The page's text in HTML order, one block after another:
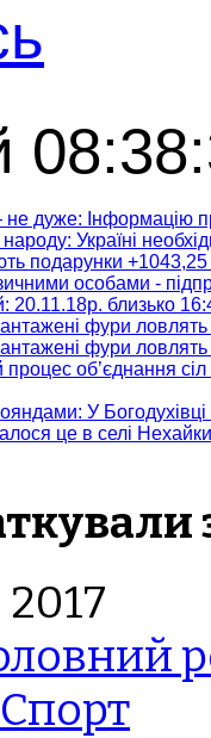
не дуже: Інформацію
народу: Україні
подарунки +1043,25
особами -
: 20.11.18р. близько
фури
фури
об’єднання сіл
: У
це в селі
Спорт